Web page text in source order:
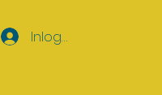
Inloggen